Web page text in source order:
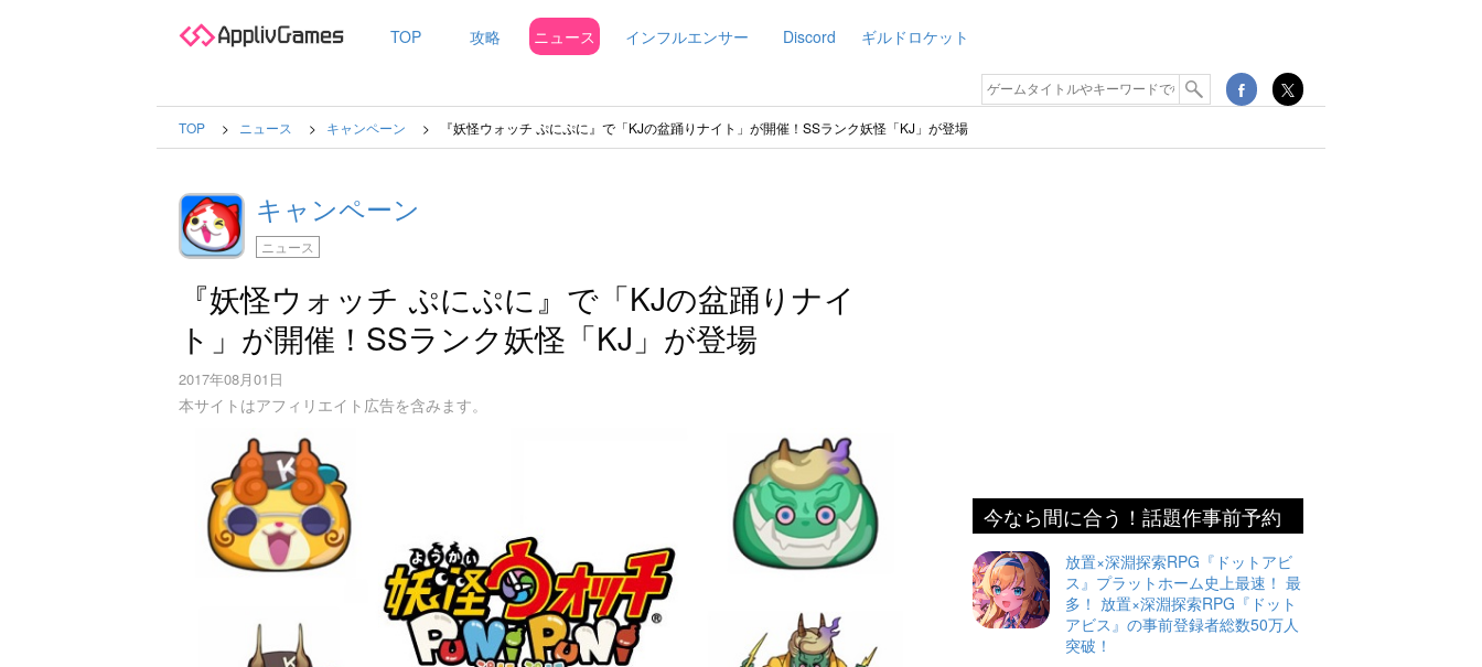
TOP 攻略 ニュース インフルエンサー Discord ギルドロケット
TOP ニュース キャンペーン 『妖怪ウォッチ ぷにぷに』で「KJの盆踊りナイト」が開催！SSランク妖怪「KJ」が登場
キャンペーン
ニュース
『妖怪ウォッチ ぷにぷに』で「KJの盆踊りナイ
ト」が開催！SSランク妖怪「KJ」が登場
2017年08月01日
本サイトはアフィリエイト広告を含みます。
今なら間に合う！話題作事前予約
放置×深淵探索RPG『ドットアビ
ス』プラットホーム史上最速！ 最
多！ 放置×深淵探索RPG『ドット
アビス』の事前登録者総数50万人
突破！